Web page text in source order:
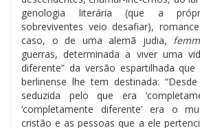
genologia literária (que a
sobreviventes veio desafiar),
caso, o de uma alemã judia,
guerras, determinada a viver uma
diferente” da versão espartilhada
berlinense lhe tem destinada:
seduzida pelo que era
‘completamente diferente’ era o
cristão e as pessoas que a ele